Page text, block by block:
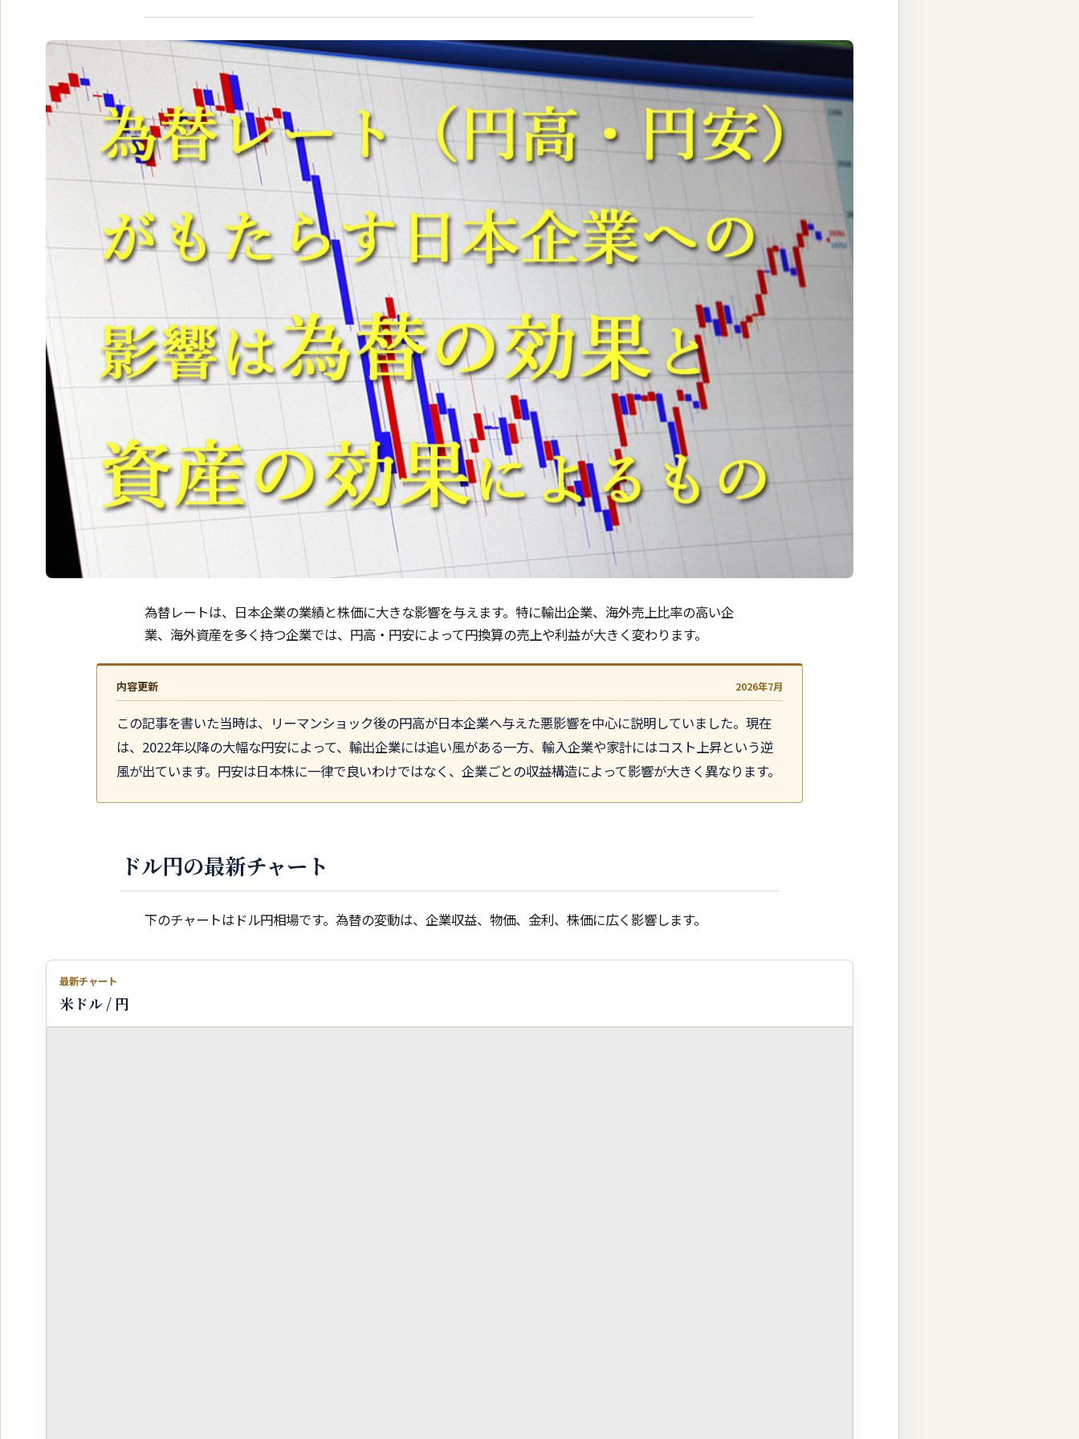
為替レートは、日本企業の業績と株価に大きな影響を与えます。特に輸出企業、海外売上比率の高い企
業、海外資産を多く持つ企業では、円高・円安によって円換算の売上や利益が大きく変わります。
内容更新 2026年7月
この記事を書いた当時は、リーマンショック後の円高が日本企業へ与えた悪影響を中心に説明していました。現在
は、2022年以降の大幅な円安によって、輸出企業には追い風がある一方、輸入企業や家計にはコスト上昇という逆
風が出ています。円安は日本株に一律で良いわけではなく、企業ごとの収益構造によって影響が大きく異なります。
ドル円の最新チャート
下のチャートはドル円相場です。為替の変動は、企業収益、物価、金利、株価に広く影響します。
最新チャート
米ドル / 円